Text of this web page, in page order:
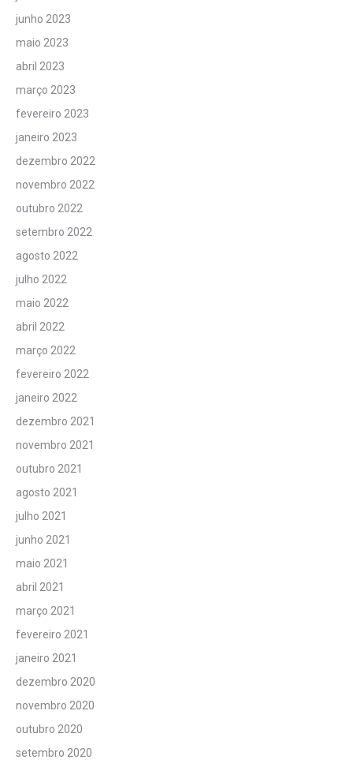
junho 2023
maio 2023
abril 2023
março 2023
fevereiro 2023
janeiro 2023
dezembro 2022
novembro 2022
outubro 2022
setembro 2022
agosto 2022
julho 2022
maio 2022
abril 2022
março 2022
fevereiro 2022
janeiro 2022
dezembro 2021
novembro 2021
outubro 2021
agosto 2021
julho 2021
junho 2021
maio 2021
abril 2021
março 2021
fevereiro 2021
janeiro 2021
dezembro 2020
novembro 2020
outubro 2020
setembro 2020